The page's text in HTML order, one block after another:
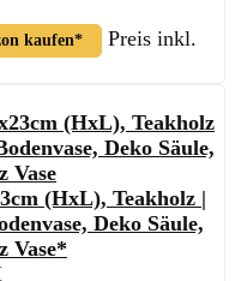
kaufen*
Preis inkl.
(HxL), Teakholz |
Deko Säule,
Vase*